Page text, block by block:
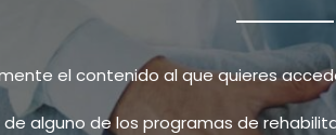
el contenido al que quieres
de alguno de los programas de